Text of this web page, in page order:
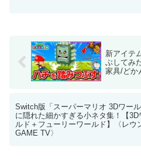
新アイテ
ぶしてみ
家具/どか
Switch版「スーパーマリオ 3Dワール
に隠れた細かすぎる小ネタ集！【3D
ルド＋フューリーワールド】〈レウ
GAME TV〉